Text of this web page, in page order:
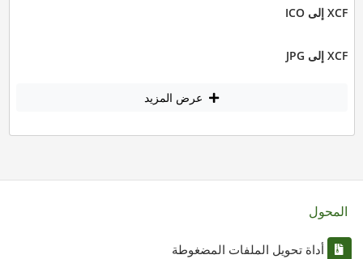
XCF إلى ICO
XCF إلى JPG
عرض المزيد
المحول
أداة تحويل الملفات المضغوطة